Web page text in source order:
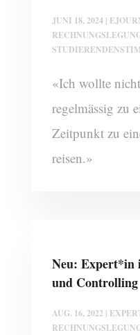
JUNI 18, 2024|
«Ich wollte
regelmässig zu
Zeitpunkt zu
reisen.»
Neu: Expert*in
und Controlling
AUG. 16, 2022|